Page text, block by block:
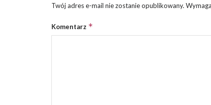
Twój adres e-mail nie zostanie opublikowany.
Komentarz *